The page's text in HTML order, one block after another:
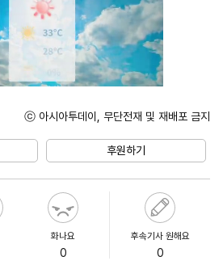
ⓒ 아시아투데이, 무단전재 및 재배포 금지
후원하기
화나요
0
후속기사 원해요
0